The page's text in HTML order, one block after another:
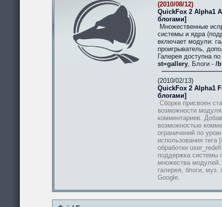
(2010/08/12)
QuickFox 2 Alpha1
блогами]
Множественные
системы и ядра
включает модули:
проигрыватель,
Галерея доступна
st=gallery, Блоги - /
(2010/02/13)
QuickFox 2 Alpha1
блогами]
Сборке присвоен
возможности
комментариев.
возможностью
ограничений по
использования тега
обработки
поддержка системы
множества
галерея, блоги, муз.
Google.